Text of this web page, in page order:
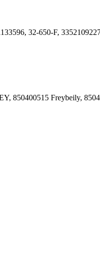
32-650-F,
850400515 Freybeily,